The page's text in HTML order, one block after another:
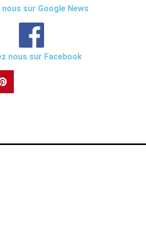
nous sur Google News
nous sur Facebook